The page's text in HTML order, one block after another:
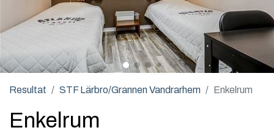
Resultat STF Lärbro/Grannen Vandrarhem Enkelrum
Enkelrum